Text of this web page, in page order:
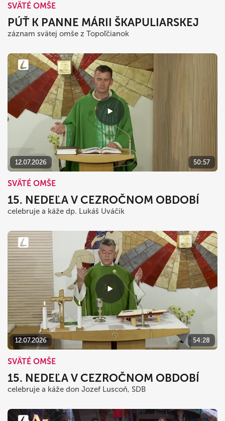
SVÄTÉ OMŠE
PÚŤ K PANNE MÁRII ŠKAPULIARSKEJ
záznam svätej omše z Topoľčianok
12.07.2026 50:57
SVÄTÉ OMŠE
15. NEDEĽA V CEZROČNOM OBDOBÍ
celebruje a káže dp. Lukáš Uváčik
12.07.2026 54:28
SVÄTÉ OMŠE
15. NEDEĽA V CEZROČNOM OBDOBÍ
celebruje a káže don Jozef Luscoň, SDB